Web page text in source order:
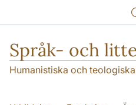
Språk- och
Humanistiska och